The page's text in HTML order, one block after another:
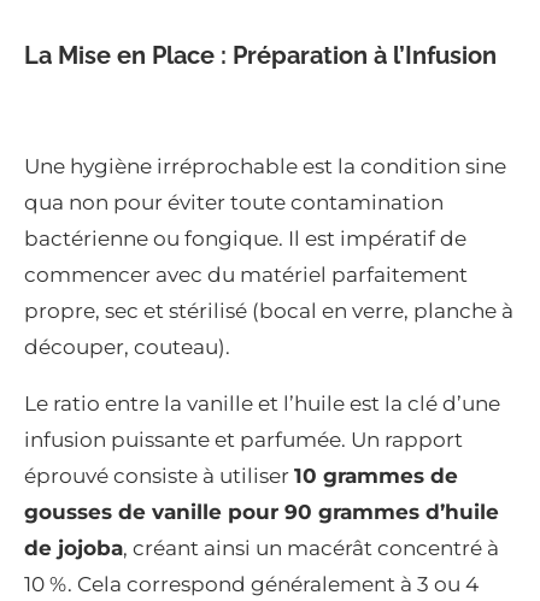
La Mise en Place : Préparation à l’Infusion
Une hygiène irréprochable est la condition sine
qua non pour éviter toute contamination
bactérienne ou fongique. Il est impératif de
commencer avec du matériel parfaitement
propre, sec et stérilisé (bocal en verre, planche à
découper, couteau).
Le ratio entre la vanille et l’huile est la clé d’une
infusion puissante et parfumée. Un rapport
éprouvé consiste à utiliser 10 grammes de
gousses de vanille pour 90 grammes d’huile
de jojoba, créant ainsi un macérât concentré à
10 %. Cela correspond généralement à 3 ou 4